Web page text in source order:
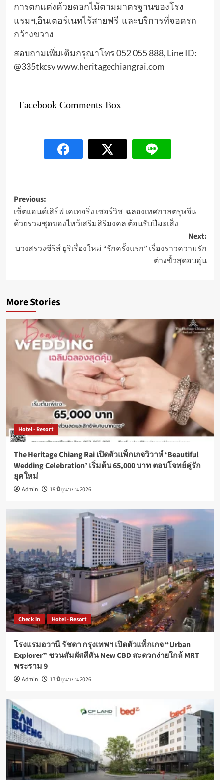
การตกแต่งด้วยดอกไม้ตามมาตรฐานของโรง
แรมฯ,อินเตอร์เนทไร้สายฟรี และบริการที่จอดรถ
กว้างขวาง
สอบถามเพิ่มเติมกรุณาโทร 052 055 888, Line ID:
@335tkcsv www.heritagechiangrai.com
Facebook Comments Box
Post
navigation
Previous:
เซ็ตแอนด์เสิร์ฟ เคเทอริ่ง เซอร์วิช ฉลองเทศกาลตรุษจีน
ด้วยรวมชุดของไหว้เสริมสิริมงคล ต้อนรับปีมะเส็ง
Next:
บวงสรวงซีรีส์ ยูริเรื่องใหม่ “รักครั้งแรก” เรื่องราวความรัก
ต่างขั้วสุดอบอุ่น
More Stories
Hotel - Resort
The Heritage Chiang Rai เปิดตัวแพ็กเกจวิวาห์ ‘Beautiful
Wedding Celebration’ เริ่มต้น 65,000 บาท ตอบโจทย์คู่รัก
ยุคใหม่
Admin 19 มิถุนายน 2026
Check in Hotel - Resort
โรงแรมอวานี รัชดา กรุงเทพฯ เปิดตัวแพ็กเกจ “Urban
Explorer” ชวนสัมผัสสีสัน New CBD สะดวกง่ายใกล้ MRT
พระราม 9
Admin 17 มิถุนายน 2026